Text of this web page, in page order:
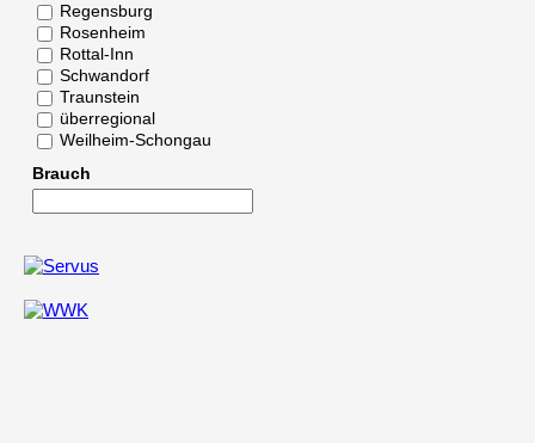
Regensburg
Rosenheim
Rottal-Inn
Schwandorf
Traunstein
überregional
Weilheim-Schongau
Brauch